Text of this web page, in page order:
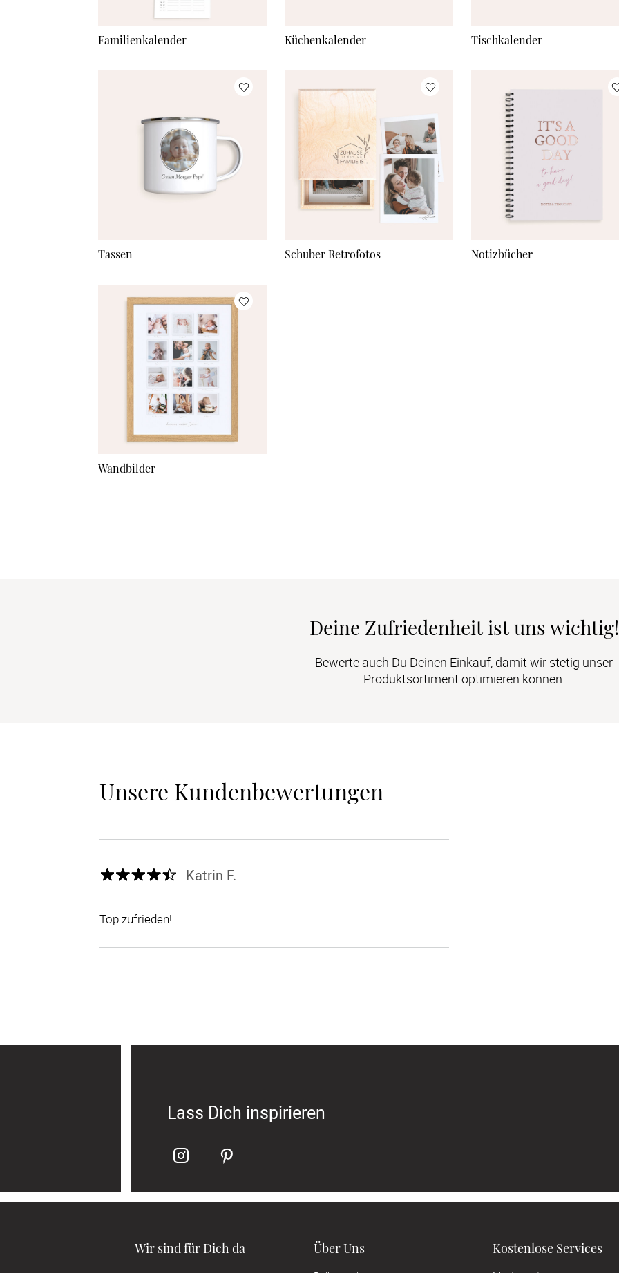
Familienkalender Küchenkalender Tischkalender
Tassen Schuber Retrofotos Notizbücher
Wandbilder
Deine Zufriedenheit ist uns wichtig!
Bewerte auch Du Deinen Einkauf, damit wir stetig unser
Produktsortiment optimieren können.
Unsere Kundenbewertungen
Katrin F.
Top zufrieden!
Lass Dich inspirieren
Wir sind für Dich da Über Uns Kostenlose Services